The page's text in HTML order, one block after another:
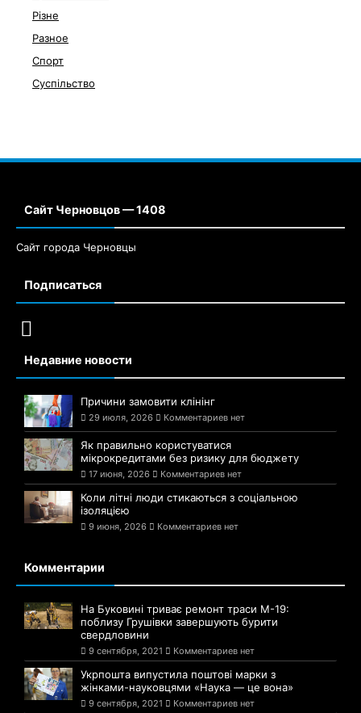
Різне
Разное
Спорт
Суспільство
Сайт Черновцов — 1408
Сайт города Черновцы
Подписаться
Недавние новости
Причини замовити клінінг
29 июля, 2026 Комментариев нет
Як правильно користуватися
мікрокредитами без ризику для бюджету
17 июня, 2026 Комментариев нет
Коли літні люди стикаються з соціальною
ізоляцією
9 июня, 2026 Комментариев нет
Комментарии
На Буковині триває ремонт траси М-19:
поблизу Грушівки завершують бурити
свердловини
9 сентября, 2021 Комментариев нет
Укрпошта випустила поштові марки з
жінками-науковцями «Наука — це вона»
9 сентября, 2021 Комментариев нет